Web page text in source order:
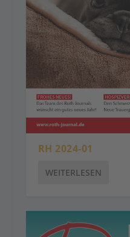
RH 2024-01
WEITERLESEN